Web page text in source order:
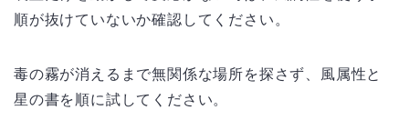
順が抜けていないか確認してください。
毒の霧が消えるまで無関係な場所を探さず、風属性と
星の書を順に試してください。